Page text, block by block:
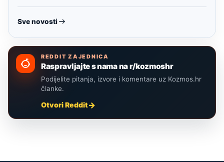
Sve novosti
REDDIT ZAJEDNICA
Raspravljajte s nama na r/kozmoshr
Podijelite pitanja, izvore i komentare uz Kozmos.hr
članke.
Otvori Reddit